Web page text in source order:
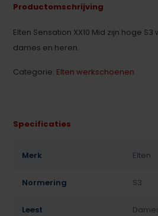
Productomschrijving
Elten Sensation XX10 Mid zijn hoge
dames en heren.
Categorie: Elten werkschoenen
Specificaties
Merk Elten
Normering S3
Leest